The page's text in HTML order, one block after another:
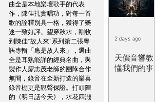
曲全是本地樂壇歌手的代表
作，陳佳扎實唱功，對每一首
歌的詮釋別具一格，獲得了樂
迷一致好評。望穿秋水，剛收
到陳佳“故人來”系列第二張粵
語專輯「應是故人來」，選曲
全是耳熟能詳的經典名曲，與
製作人廖志茂老師的團隊合作
無間，錄音在全新打造的樂喜
錄音棚更是靚聲保證。打頭陣
的《明日話今天》，水花四濺
天價音響教
懂我們的事
2 days ago